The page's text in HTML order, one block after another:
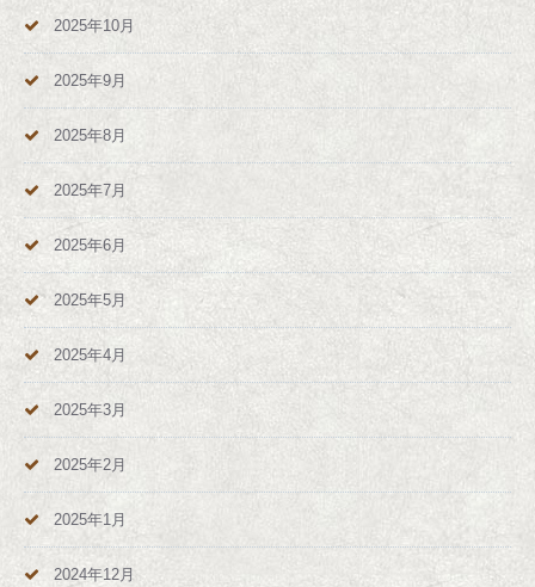
2025年10月
2025年9月
2025年8月
2025年7月
2025年6月
2025年5月
2025年4月
2025年3月
2025年2月
2025年1月
2024年12月